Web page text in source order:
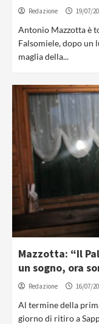
Redazione 19/07/
Antonio Mazzotta è
Falsomiele, dopo un
maglia della...
Mazzotta: “Il
un sogno, ora
Redazione 16/07/
Al termine della
giorno di ritiro a